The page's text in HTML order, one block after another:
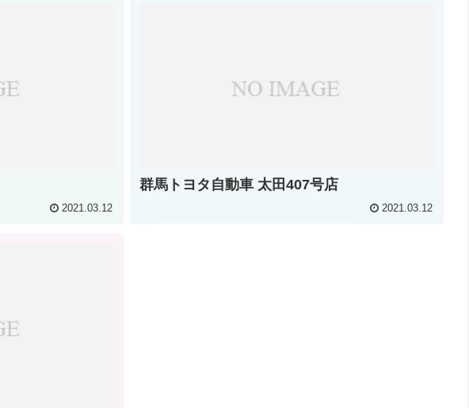
2021.03.12
群馬トヨタ自動車 太田407号店
2021.03.12